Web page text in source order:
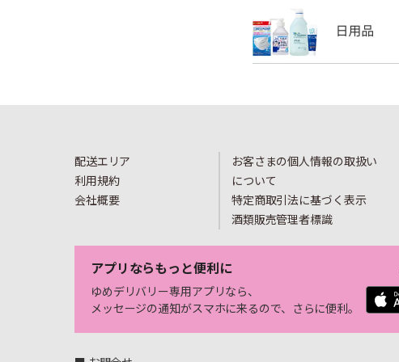
配送エリア
利用規約
会社概要
お客さまの個人情報の取扱い
について
特定商取引法に基づく表示
酒類販売管理者標識
アプリならもっと便利に
ゆめデリバリー専用アプリなら、
メッセージの通知がスマホに来るので、さらに便利。